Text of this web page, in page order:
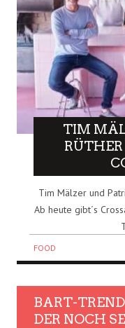
TIM
Tim Mälzer und
Ab heute gibt´s
FOOD
BART-
DER NOCH